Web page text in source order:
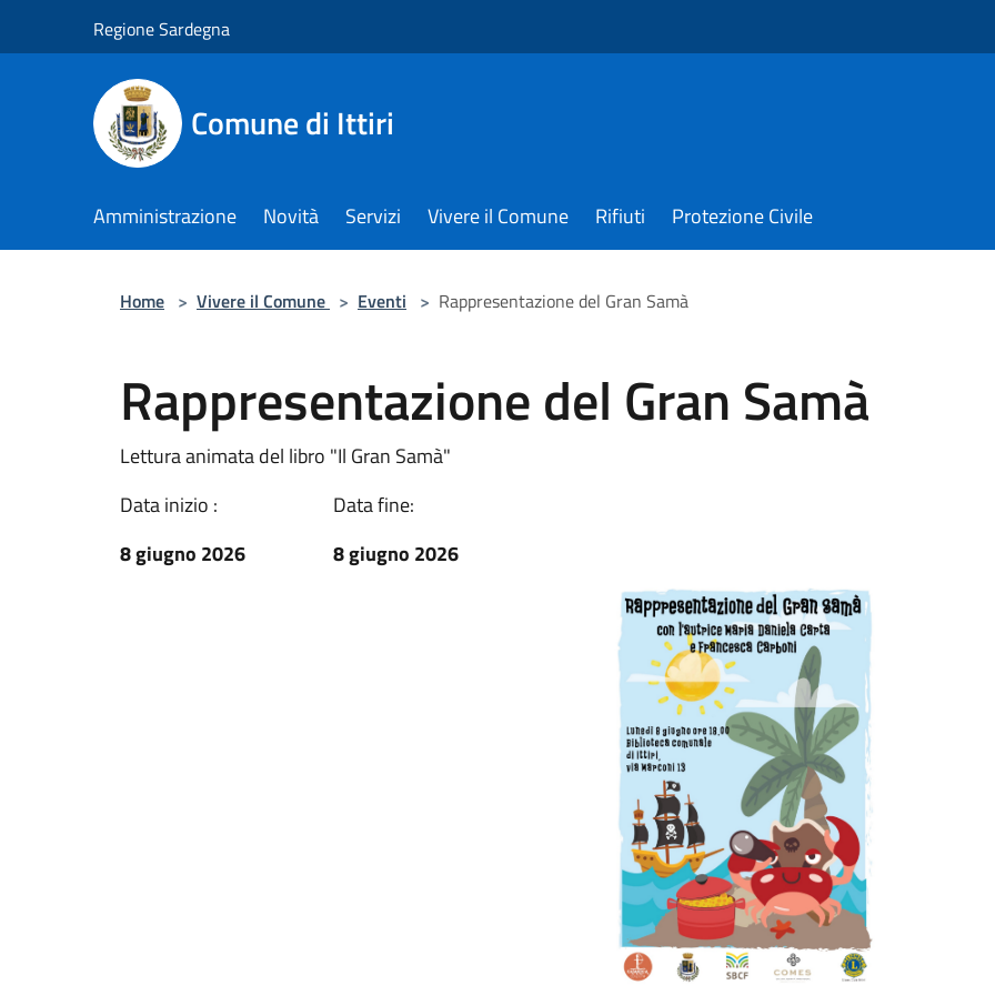
Regione Sardegna
Comune di Ittiri
Amministrazione Novità Servizi Vivere il Comune Rifiuti Protezione Civile
Home > Vivere il Comune > Eventi > Rappresentazione del Gran Samà
Rappresentazione del Gran Samà
Lettura animata del libro "Il Gran Samà"
Data inizio :
8 giugno 2026
Data fine:
8 giugno 2026